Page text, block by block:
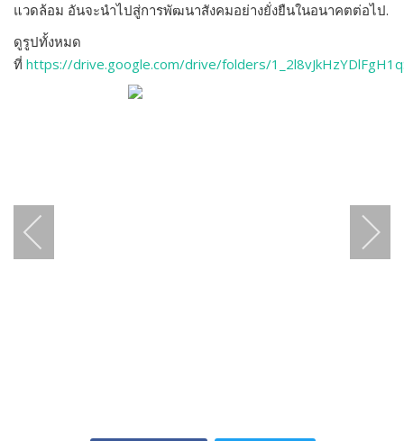
แวดล้อม อันจะนำไปสู่การพัฒนาสังคมอย่างยั่งยืนในอนาคตต่อไป.
ดูรูปทั้งหมด
ที่ https://drive.google.com/drive/folders/